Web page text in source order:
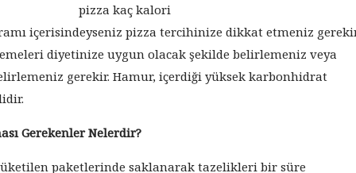
pizza kaç kalori
içerisindeyseniz pizza tercihinize dikkat etmeniz
diyetinize uygun olacak şekilde belirlemeniz veya
gerekir. Hamur, içerdiği yüksek karbonhidrat
Gerekenler Nelerdir?
paketlerinde saklanarak tazelikleri bir süre